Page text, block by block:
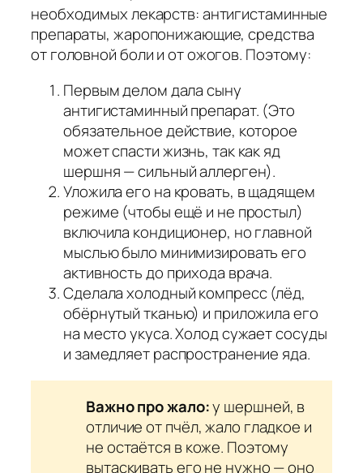
необходимых лекарств: антигистаминные
препараты, жаропонижающие, средства
от головной боли и от ожогов. Поэтому:
Первым делом дала сыну
антигистаминный препарат. (Это
обязательное действие, которое
может спасти жизнь, так как яд
шершня — сильный аллерген).
Уложила его на кровать, в щадящем
режиме (чтобы ещё и не простыл)
включила кондиционер, но главной
мыслью было минимизировать его
активность до прихода врача.
Сделала холодный компресс (лёд,
обёрнутый тканью) и приложила его
на место укуса. Холод сужает сосуды
и замедляет распространение яда.
Важно про жало:у шершней, в
отличие от пчёл, жало гладкое и
не остаётся в коже. Поэтому
вытаскивать его не нужно — оно